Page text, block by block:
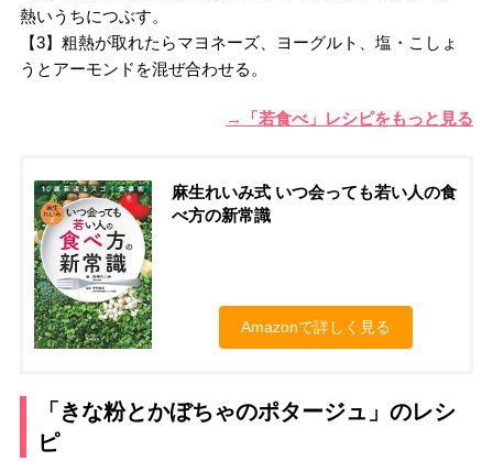
熱いうちにつぶす。
【3】粗熱が取れたらマヨネーズ、ヨーグルト、塩・こしょ
うとアーモンドを混ぜ合わせる。
→「若食べ」レシピをもっと見る
麻生れいみ式 いつ会っても若い人の食
べ方の新常識
Amazonで詳しく見る
「きな粉とかぼちゃのポタージュ」のレシ
ピ